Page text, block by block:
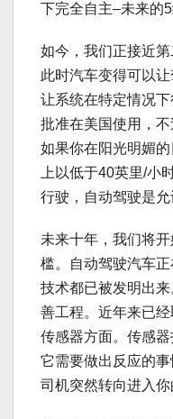
下完全自主–未来的
如今，我们正接近
此时汽车变得可以
让系统在特定情况
批准在美国使用，
如果你在阳光明媚
上以低于40英里/小
行驶，自动驾驶是允
未来十年，我们将
槛。自动驾驶汽车
技术都已被发明出
善工程。近年来已
传感器方面。传感
它需要做出反应的
司机突然转向进入你